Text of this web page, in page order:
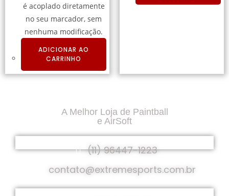
é acoplado diretamente
no seu marcador, sem
nenhuma modificação.
ADICIONAR AO
CARRINHO
A Melhor Loja de Paintball
e AirSoft
Fale Conosco
(11) 96447-1223
contato@extremesports.com.br